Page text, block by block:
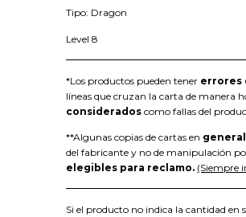
Tipo: Dragon
Level 8
*Los productos pueden tener errores
líneas que cruzan la carta de manera
considerados como fallas del
**Algunas copias de cartas en general
del fabricante y no de manipulación
elegibles para reclamo. (Siempre
Si el producto no indica la cantidad en